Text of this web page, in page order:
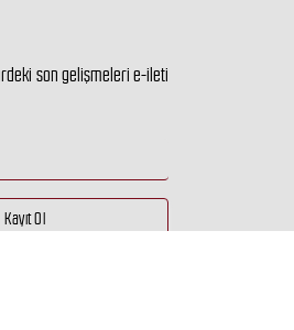
son gelişmeleri e-ileti